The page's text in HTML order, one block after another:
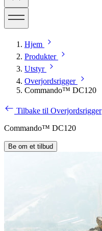
Hjem
Produkter
Utstyr
Overjordsrigger
Commando™ DC120
Tilbake til Overjordsrigger
Commando™ DC120
Be om et tilbud